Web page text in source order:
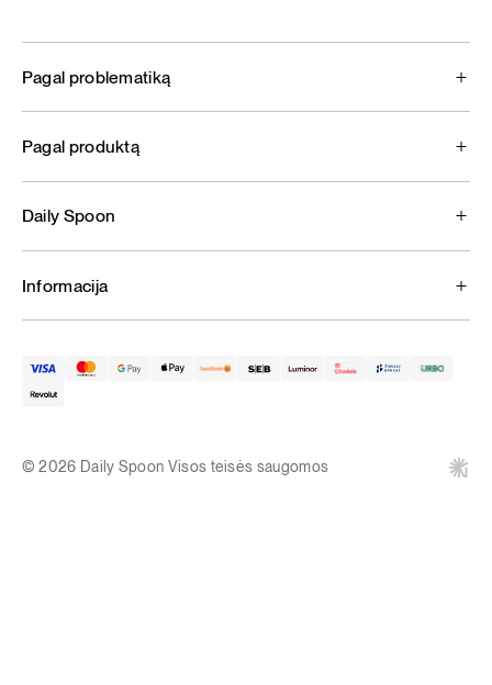
Pagal problematiką
Pagal produktą
Daily Spoon
Informacija
© 2026 Daily Spoon Visos teisės saugomos